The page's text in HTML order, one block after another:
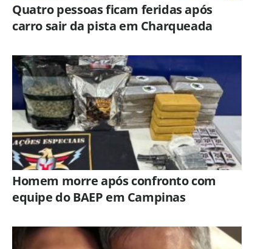
Quatro pessoas ficam feridas após
carro sair da pista em Charqueada
Homem morre após confronto com
equipe do BAEP em Campinas